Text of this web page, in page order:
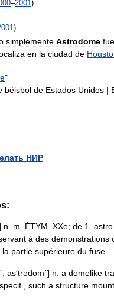
–2001)
)
simplemente Astrodome fue
en la ciudad de
"
béisbol de Estados Unidos |
НИР
m. ÉTYM. XXe; de 1.
à des
la partie supérieure du fuse
as′trədōm΄] n. a domelike
such a structure